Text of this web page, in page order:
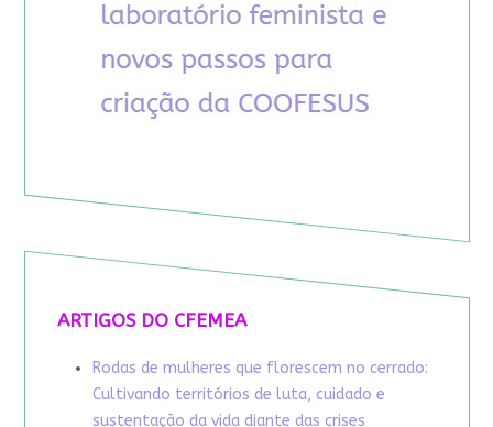
ARTIGOS DO CFEMEA
Rodas de mulheres que florescem no cerrado:
Cultivando territórios de luta, cuidado e
sustentação da vida diante das crises